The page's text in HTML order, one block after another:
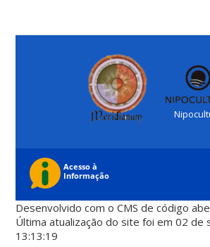
Desenvolvido com o CMS de código
Última atualização do site foi em 02
13:13:19